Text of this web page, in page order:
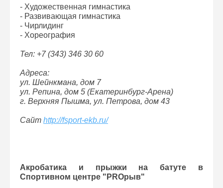
- Художественная гимнастика
- Развивающая гимнастика
- Чирлидинг
- Хореография
Тел: +7 (343) 346 30 60
Адреса:
ул. Шейнкмана, дом 7
ул. Репина, дом 5 (Екатеринбург-Арена)
г. Верхняя Пышма, ул. Петрова, дом 43
Сайт http://fsport-ekb.ru/
Акробатика и прыжки на батуте в
Спортивном центре "PROрыв"